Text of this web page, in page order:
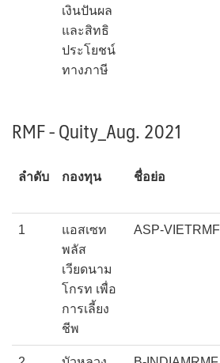
เงินปันผล
และสิทธิ
ประโยชน์
ทางภาษี
RMF - Quity_Aug. 2021
ลำดับ กองทุน ชื่อย่อ
1
แอสเซท
พลัส
เวียดนาม
โกรท เพื่อ
การเลี้ยง
ชีพ
ASP-VIETRMF